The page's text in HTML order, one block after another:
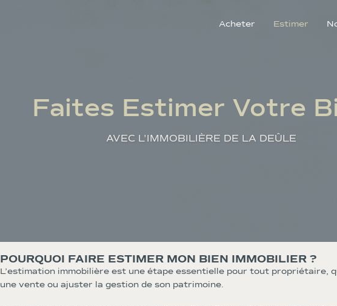
Acheter Estimer
Faites Estimer Votre
AVEC L'IMMOBILIÈRE DE LA DEÛLE
POURQUOI FAIRE ESTIMER MON BIEN IMMOBILIER ?
L’estimation immobilière est une étape essentielle pour tout propriétaire,
une vente ou ajuster la gestion de son patrimoine.